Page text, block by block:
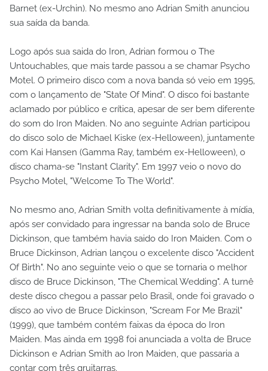
Barnet (ex-Urchin). No mesmo ano Adrian Smith anunciou
sua saída da banda.
Logo após sua saida do Iron, Adrian formou o The
Untouchables, que mais tarde passou a se chamar Psycho
Motel. O primeiro disco com a nova banda só veio em 1995,
com o lançamento de "State Of Mind". O disco foi bastante
aclamado por público e crítica, apesar de ser bem diferente
do som do Iron Maiden. No ano seguinte Adrian participou
do disco solo de Michael Kiske (ex-Helloween), juntamente
com Kai Hansen (Gamma Ray, também ex-Helloween), o
disco chama-se "Instant Clarity". Em 1997 veio o novo do
Psycho Motel, "Welcome To The World".
No mesmo ano, Adrian Smith volta definitivamente à mídia,
após ser convidado para ingressar na banda solo de Bruce
Dickinson, que também havia saido do Iron Maiden. Com o
Bruce Dickinson, Adrian lançou o excelente disco "Accident
Of Birth". No ano seguinte veio o que se tornaria o melhor
disco de Bruce Dickinson, "The Chemical Wedding". A turnê
deste disco chegou a passar pelo Brasil, onde foi gravado o
disco ao vivo de Bruce Dickinson, "Scream For Me Brazil"
(1999), que também contém faixas da época do Iron
Maiden. Mas ainda em 1998 foi anunciada a volta de Bruce
Dickinson e Adrian Smith ao Iron Maiden, que passaria a
contar com três gruitarras.